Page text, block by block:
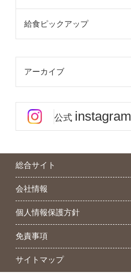
給食ピックアップ
アーカイブ
公式 instagram
総合サイト
会社情報
個人情報保護方針
免責事項
サイトマップ